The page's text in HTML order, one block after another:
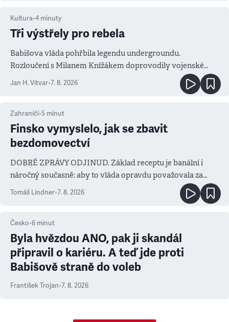
Kultura•4 minuty
Tři výstřely pro rebela
Babišova vláda pohřbila legendu undergroundu.
Rozloučení s Milanem Knížákem doprovodily vojenské
salvy i kritika pokrokářů
Jan H. Vitvar•7. 8. 2026
Zahraničí•5 minut
Finsko vymyslelo, jak se zbavit
bezdomovectví
DOBRÉ ZPRÁVY ODJINUD. Základ receptu je banální i
náročný současně: aby to vláda opravdu považovala za
prioritu
Tomáš Lindner•7. 8. 2026
Česko•6 minut
Byla hvězdou ANO, pak ji skandál
připravil o kariéru. A teď jde proti
Babišově straně do voleb
František Trojan•7. 8. 2026